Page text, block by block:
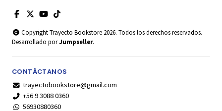
Copyright Trayecto Bookstore 2026. Todos los derechos reservados.
Desarrollado porJumpseller.
CONTÁCTANOS
trayectobookstore@gmail.com
+56 9 3088 0360
56930880360